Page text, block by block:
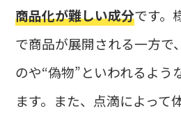
商品化が難しい成分です。
で商品が展開される一方で
のや“偽物”といわれるよう
ます。また、点滴によって